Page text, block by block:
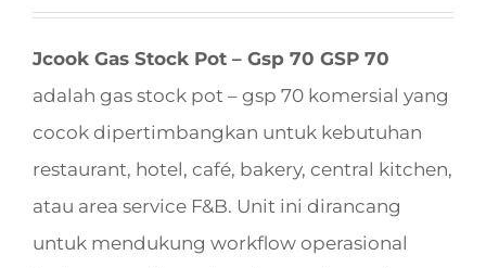
Jcook Gas Stock Pot – Gsp 70 GSP 70
adalah gas stock pot – gsp 70 komersial yang
cocok dipertimbangkan untuk kebutuhan
restaurant, hotel, café, bakery, central kitchen,
atau area service F&B. Unit ini dirancang
untuk mendukung workflow operasional